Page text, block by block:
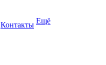
Контакты Ещё